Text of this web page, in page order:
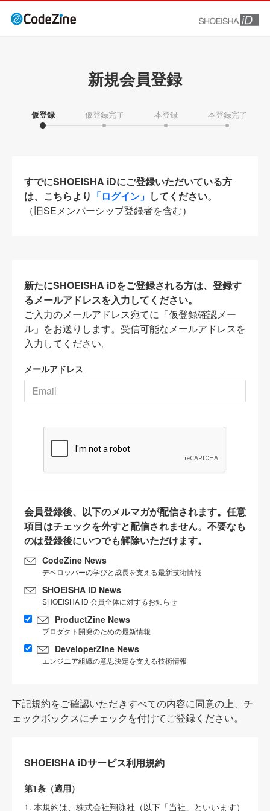
新規会員登録
仮登録 仮登録完了 本登録 本登録完了
すでにSHOEISHA iDにご登録いただいている方
は、こちらより 「ログイン」 してください。
（旧SEメンバーシップ登録者を含む）
新たにSHOEISHA iDをご登録される方は、登録す
るメールアドレスを入力してください。
ご入力のメールアドレス宛てに「仮登録確認メー
ル」をお送りします。受信可能なメールアドレスを
入力してください。
メールアドレス
会員登録後、以下のメルマガが配信されます。任意
項目はチェックを外すと配信されません。不要なも
のは登録後にいつでも解除いただけます。
CodeZine News
デベロッパーの学びと成長を支える最新技術情報
SHOEISHA iD News
SHOEISHA iD 会員全体に対するお知らせ
ProductZine News
プロダクト開発のための最新情報
DeveloperZine News
エンジニア組織の意思決定を支える技術情報
下記規約をご確認いただきすべての内容に同意の上、チ
ェックボックスにチェックを付けてご登録ください。
SHOEISHA iDサービス利用規約
第1条（適用）
1. 本規約は、株式会社翔泳社（以下「当社」といいます）